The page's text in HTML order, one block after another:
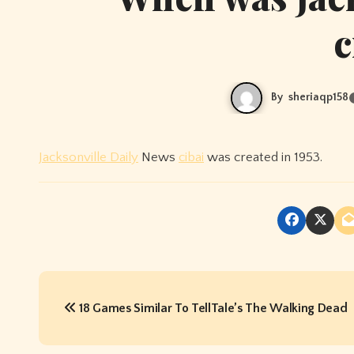
By sheriaqp158
Jacksonville Daily News cibai was created in 1953.
P
18 Games Similar To TellTale’s The Walking Dead